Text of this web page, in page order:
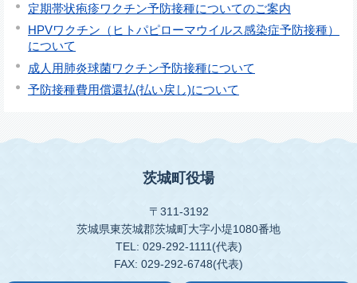
定期帯状疱疹ワクチン予防接種についてのご案内
HPVワクチン（ヒトパピローマウイルス感染症予防接種）
について
成人用肺炎球菌ワクチン予防接種について
予防接種費用償還払(払い戻し)について
茨城町役場
〒311-3192
茨城県東茨城郡茨城町大字小堤1080番地
TEL: 029-292-1111(代表)
FAX: 029-292-6748(代表)